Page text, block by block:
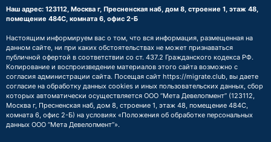
Наш адрес: 123112, Москва г, Пресненская наб, дом 8, строение 1, этаж 48,
помещение 484С, комната 6, офис 2-Б
Настоящим информируем вас о том, что вся информация, размещенная на
данном сайте, ни при каких обстоятельствах не может признаваться
публичной офертой в соответствии со ст. 437.2 Гражданского кодекса РФ.
Копирование и воспроизведение материалов этого сайта возможно с
согласия администрации сайта. Посещая сайт https://migrate.club, вы даете
согласие на обработку данных cookies и иных пользовательских данных, сбор
которых автоматически осуществляется ООО “Мета Девелопмент” (123112,
Москва г, Пресненская наб, дом 8, строение 1, этаж 48, помещение 484С,
комната 6, офис 2-Б) на условиях «Положения об обработке персональных
данных ООО “Мета Девелопмент”».